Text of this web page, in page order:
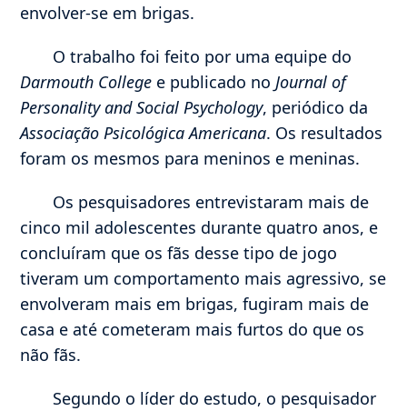
envolver-se em brigas.
O trabalho foi feito por uma equipe do
Darmouth College e publicado noJournal of
Personality and Social Psychology, periódico da
Associação Psicológica Americana. Os resultados
foram os mesmos para meninos e meninas.
Os pesquisadores entrevistaram mais de
cinco mil adolescentes durante quatro anos, e
concluíram que os fãs desse tipo de jogo
tiveram um comportamento mais agressivo, se
envolveram mais em brigas, fugiram mais de
casa e até cometeram mais furtos do que os
não fãs.
Segundo o líder do estudo, o pesquisador